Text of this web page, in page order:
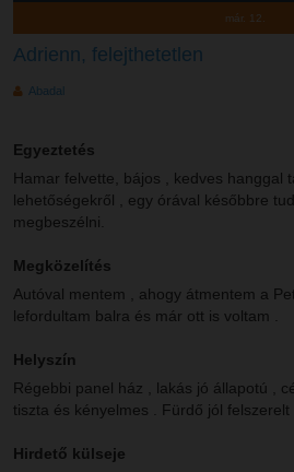
már. 12.
Adrienn, felejthetetlen
Abadal
Egyeztetés
Hamar felvette, bájos , kedves hanggal
lehetőségekről , egy órával későbbre
megbeszélni.
Megközelítés
Autóval mentem , ahogy átmentem a
lefordultam balra és már ott is voltam .
Helyszín
Régebbi panel ház , lakás jó állapotú ,
tiszta és kényelmes . Fürdő jól felszerelt
Hirdető külseje